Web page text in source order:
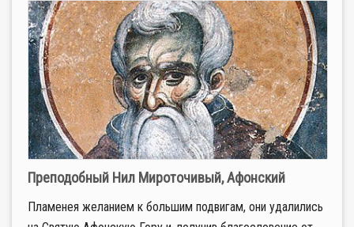
Преподобный Нил Мироточивый, Афонский
Пламенея желанием к большим подвигам, они удалились